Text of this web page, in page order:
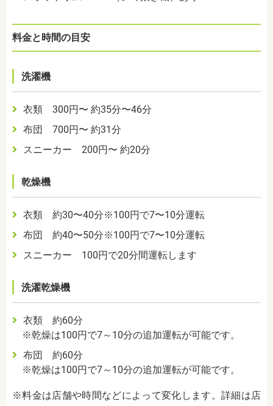
料金と時間の目安
洗濯機
衣類 300円〜 約35分〜46分
布団 700円〜 約31分
スニーカー 200円〜 約20分
乾燥機
衣類 約30〜40分※100円で7〜10分運転
布団 約40〜50分※100円で7〜10分運転
スニーカー 100円で20分間運転します
洗濯乾燥機
衣類 約60分
※乾燥は100円で7～10分の追加運転が可能です。
布団 約60分
※乾燥は100円で7～10分の追加運転が可能です。
※料金は店舗や時間などによって変化します。詳細は店